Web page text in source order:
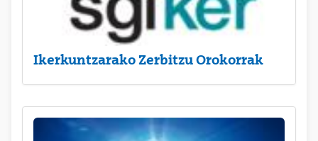
Ikerkuntzarako Zerbitzu Orokorrak